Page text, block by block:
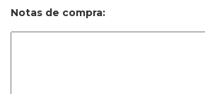
Notas de compra: